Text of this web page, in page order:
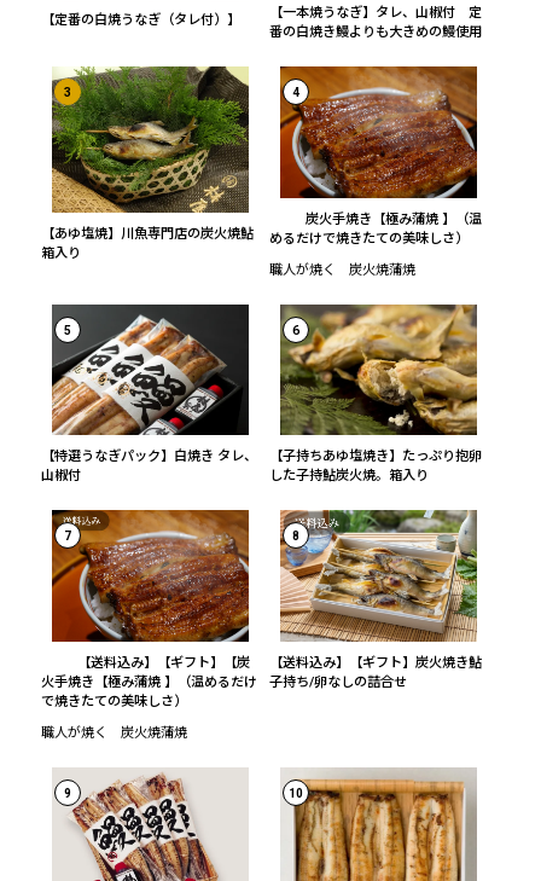
【定番の白焼うなぎ（タレ付）】
【一本焼うなぎ】タレ、山椒付 定
番の白焼き鰻よりも大きめの鰻使用
3
【あゆ塩焼】川魚専門店の炭火焼鮎
箱入り
4
炭火手焼き【極み蒲焼 】（温
めるだけで焼きたての美味しさ）
職人が焼く 炭火焼蒲焼
5
【特選うなぎパック】白焼き タレ、
山椒付
6
【子持ちあゆ塩焼き】たっぷり抱卵
した子持鮎炭火焼。箱入り
7
【送料込み】【ギフト】【炭
火手焼き【極み蒲焼 】（温めるだけ
で焼きたての美味しさ）
職人が焼く 炭火焼蒲焼
8
【送料込み】【ギフト】炭火焼き鮎
子持ち/卵なしの詰合せ
9 10